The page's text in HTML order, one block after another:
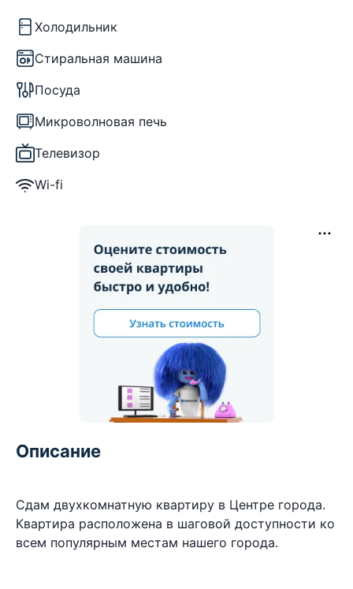
Холодильник
Стиральная машина
Посуда
Микроволновая печь
Телевизор
Wi-fi
Описание
Сдам двухкомнатную квартиру в Центре города.
Квартира расположена в шаговой доступности ко
всем популярным местам нашего города.